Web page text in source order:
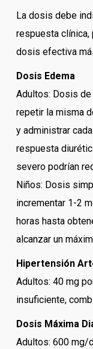
La dosis debe
respuesta clínica,
dosis efectiva
Dosis Edema
Adultos: Dosis de
repetir la misma
y administrar
respuesta
severo podrían
Niños: Dosis
incrementar 1-2
horas hasta
alcanzar un
Hipertensión
Adultos: 40 mg
insuficiente,
Dosis Máxima
Adultos: 600 mg/